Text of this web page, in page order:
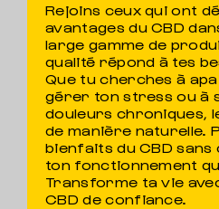
Rejoins ceux qui ont
avantages du CBD
large gamme de
qualité répond à tes
Que tu cherches à
gérer ton stress ou à
douleurs chroniques,
de manière naturelle.
bienfaits du CBD
ton fonctionnement
Transforme ta vie
CBD de confiance.